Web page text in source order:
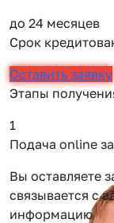
до 24 месяцев
Срок
Оставить заявку
Этапы
1
Подача online
Вы оставляете
связывается с
информацию